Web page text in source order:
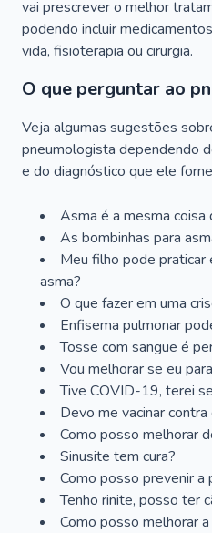
vai prescrever o melhor
podendo incluir
vida, fisioterapia ou cirurgia.
O que perguntar ao
Veja algumas sugestões
pneumologista dependendo
e do diagnóstico que ele
Asma é a mesma coisa
As bombinhas para
Meu filho pode
asma?
O que fazer em uma
Enfisema pulmonar
Tosse com sangue é
Vou melhorar se eu
Tive COVID-19, terei
Devo me vacinar contra
Como posso melhorar
Sinusite tem cura?
Como posso prevenir a
Tenho rinite, posso ter
Como posso melhorar